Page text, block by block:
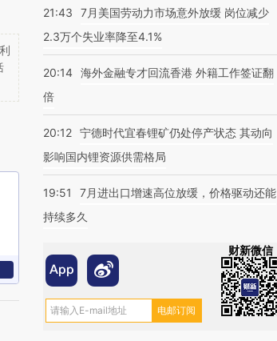
21:43
7月美国劳动力市场意外放缓 岗位减少
2.3万个失业率降至4.1%
20:14 海外金融专才回流香港 外籍工作签证翻
倍
20:12 宁德时代宜春锂矿仍处停产状态 其动向
影响国内锂资源供需格局
19:51
7月进出口增速高位放缓，价格驱动还能
持续多久
财新微信